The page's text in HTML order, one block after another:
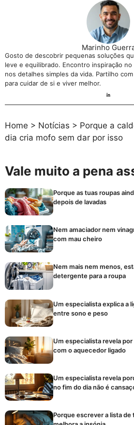
Marinho
Gosto de descobrir pequenas soluções
leve e equilibrado. Encontro inspiração
nos detalhes simples da vida. Partilho
para cuidar de si e viver melhor.
Home > Notícias > Porque a
dia cria mofo sem dar por isso
Vale muito a pena
Porque as tuas roupas
depois de lavadas
Nem amaciador nem
com mau cheiro
Nem mais nem menos,
detergente para a roupa
Um especialista explica a
entre sono e peso
Um especialista revela
com o aquecedor ligado
Um especialista revela
no fim do dia não é
Porque escrever a lista